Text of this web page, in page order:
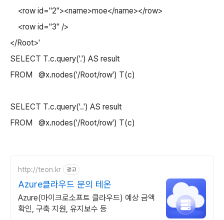
<row id="2"><name>moe</name></row>
<row id="3" />
</Root>'
SELECT T.c.query('.') AS result
FROM @x.nodes('/Root/row') T(c)
SELECT T.c.query('..') AS result
FROM @x.nodes('/Root/row') T(c)
http://teon.kr 광고
Azure클라우드 문의 테온
Azure(마이크로소프트 클라우드) 예상 금액
확인, 구축 지원, 유지보수 등